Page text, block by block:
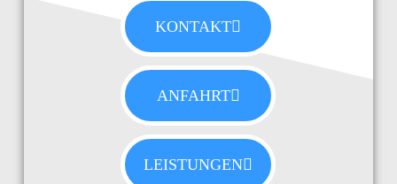
KONTAKT
ANFAHRT
LEISTUNGEN